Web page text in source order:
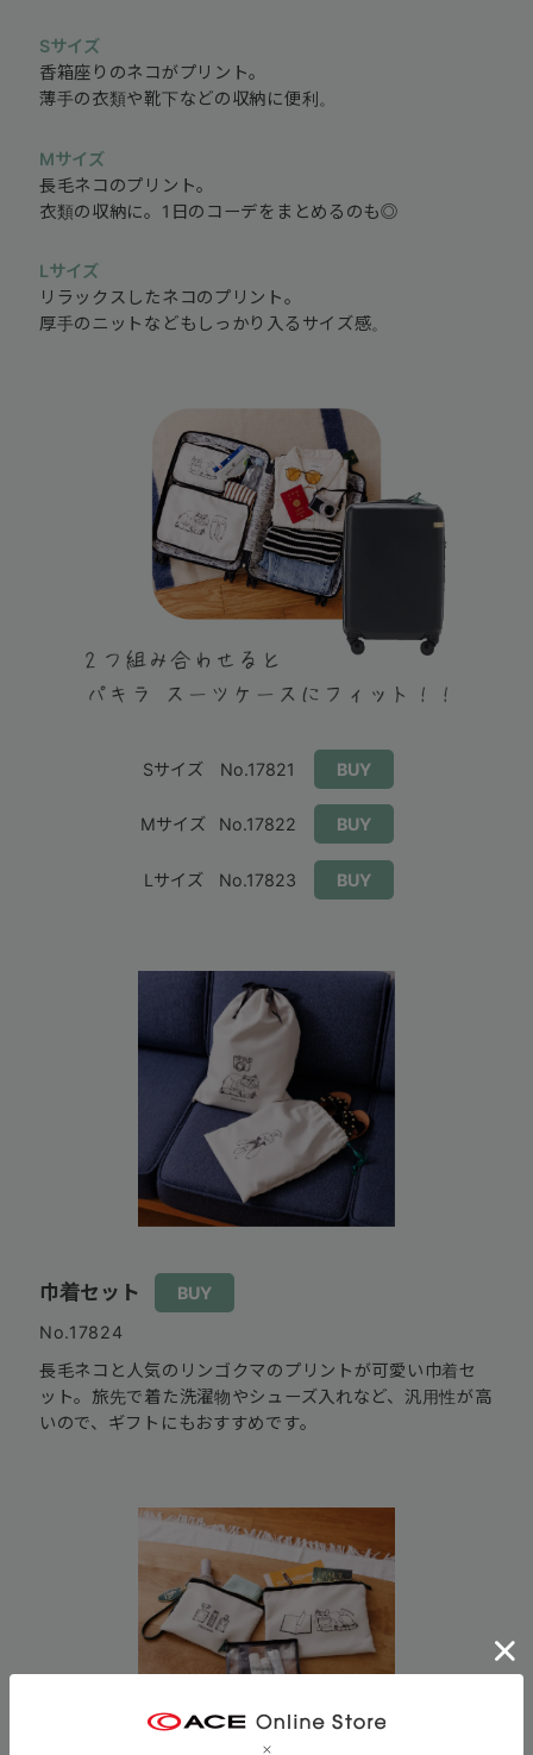
Sサイズ
香箱座りのネコがプリント。
薄手の衣類や靴下などの収納に便利。
Mサイズ
長毛ネコのプリント。
衣類の収納に。1日のコーデをまとめるのも◎
Lサイズ
リラックスしたネコのプリント。
厚手のニットなどもしっかり入るサイズ感。
Sサイズ No.17821 BUY
Mサイズ No.17822 BUY
Lサイズ No.17823 BUY
巾着セット
BUY
No.17824
長毛ネコと人気のリンゴクマのプリントが可愛い巾着セ
ット。旅先で着た洗濯物やシューズ入れなど、汎用性が高
いので、ギフトにもおすすめです。